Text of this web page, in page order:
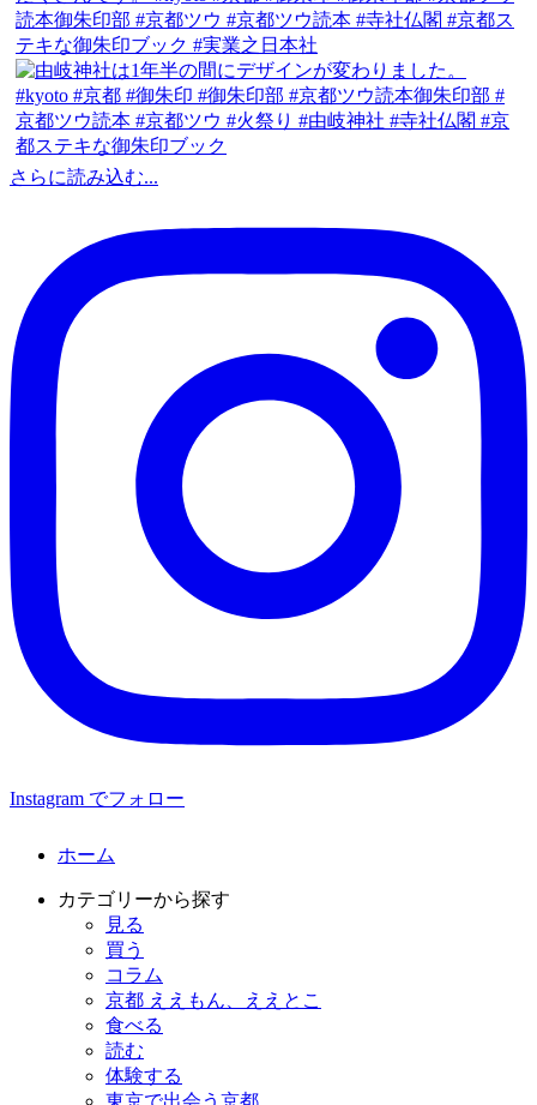
さらに読み込む...
Instagram でフォロー
ホーム
カテゴリーから探す
見る
買う
コラム
京都 ええもん、ええとこ
食べる
読む
体験する